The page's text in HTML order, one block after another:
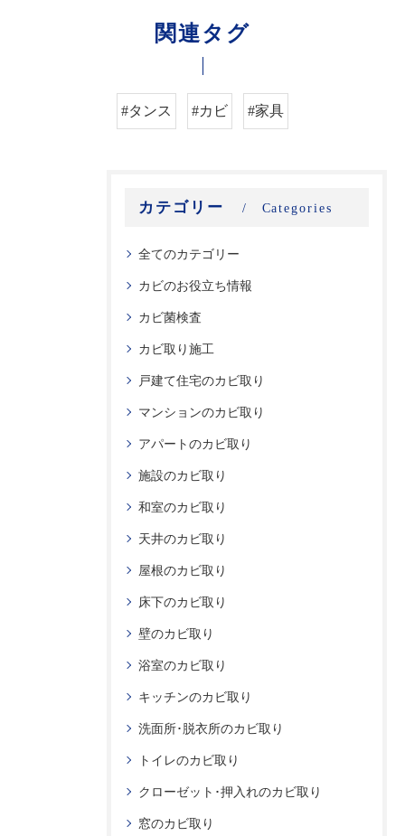
関連タグ
#タンス #カビ #家具
カテゴリー Categories
全てのカテゴリー
カビのお役立ち情報
カビ菌検査
カビ取り施工
戸建て住宅のカビ取り
マンションのカビ取り
アパートのカビ取り
施設のカビ取り
和室のカビ取り
天井のカビ取り
屋根のカビ取り
床下のカビ取り
壁のカビ取り
浴室のカビ取り
キッチンのカビ取り
洗面所･脱衣所のカビ取り
トイレのカビ取り
クローゼット･押入れのカビ取り
窓のカビ取り